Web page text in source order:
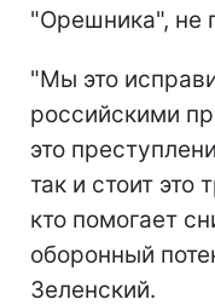
"Орешника", не
"Мы это
российскими
это
так и стоит это
кто помогает
оборонный
Зеленский.